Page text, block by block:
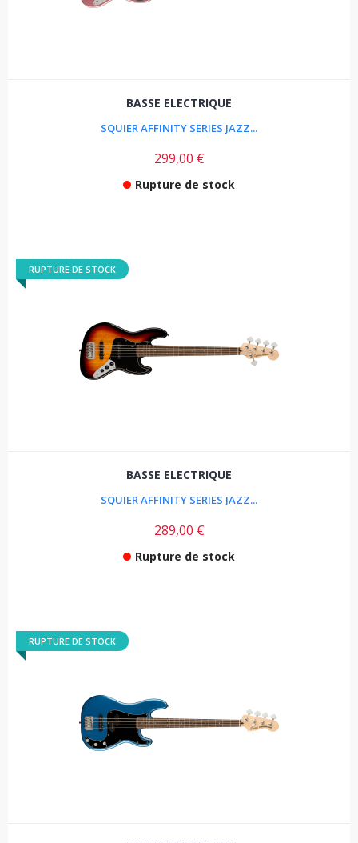
BASSE ELECTRIQUE
SQUIER AFFINITY SERIES JAZZ...
299,00 €
Rupture de stock
RUPTURE DE STOCK
BASSE ELECTRIQUE
SQUIER AFFINITY SERIES JAZZ...
289,00 €
Rupture de stock
RUPTURE DE STOCK